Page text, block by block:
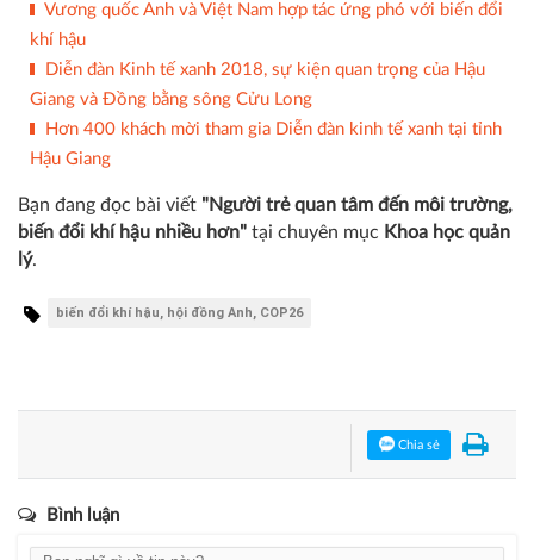
Vương quốc Anh và Việt Nam hợp tác ứng phó với biến đổi
khí hậu
Diễn đàn Kinh tế xanh 2018, sự kiện quan trọng của Hậu
Giang và Đồng bằng sông Cửu Long
Hơn 400 khách mời tham gia Diễn đàn kinh tế xanh tại tỉnh
Hậu Giang
Bạn đang đọc bài viết "Người trẻ quan tâm đến môi trường,
biến đổi khí hậu nhiều hơn" tại chuyên mục Khoa học quản
lý.
biến đổi khí hậu, hội đồng Anh, COP26
Chia sẻ
Bình luận